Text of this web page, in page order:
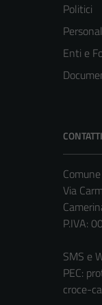
Politici
Enti e
CONTATTI
Via
P.IVA:
SMS e
PEC:
croce-